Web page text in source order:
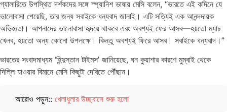
গ্যালারিতে উপস্থিত দর্শকদের সঙ্গে স্প্যানিশ ভাষায় মেসি বলেন, “ভারতে এই কদিনে যে
ভালোবাসা পেয়েছি, তার জন্য সবাইকে ধন্যবাদ জানাই। এটি সত্যিই এক আনন্দদায়ক
অভিজ্ঞতা। আপনাদের ভালোবাসা হৃদয়ে থাকবে এবং অবশ্যই ফের আসব—হয়তো ম্যাচ
খেলব, হয়তো অন্য কোনো উপলক্ষে। কিন্তু অবশ্যই ফিরে আসব। সবাইকে ধন্যবাদ।”
ভারতের সংবাদমাধ্যম ‘হিন্দুস্তান টাইমস’ জানিয়েছে, ঘন কুয়াশার কারণে মুম্বাই থেকে
দিল্লি যাওয়ার বিমানে মেসি কিছুটা দেরিতে পৌঁছান।
আরোও পড়ুন:: খেলাধুলার উচ্ছ্বাসে শুরু হলো